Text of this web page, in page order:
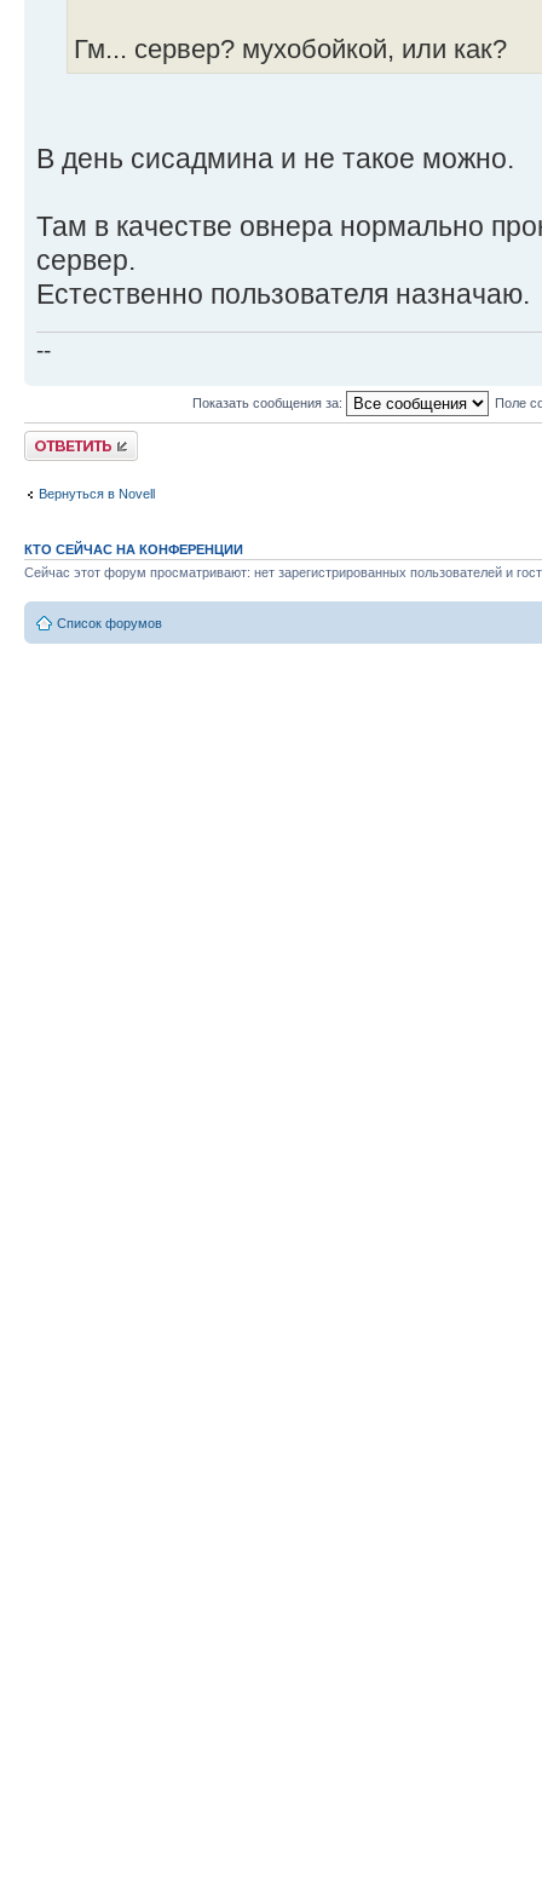
Гм... сервер? мухобойкой, или как?
В день сисадмина и не такое можно.
Там в качестве овнера нормально
сервер.
Естественно пользователя назначаю.
--
Показать сообщения за: Поле
Ответить
Вернуться в Novell
КТО СЕЙЧАС НА КОНФЕРЕНЦИИ
Сейчас этот форум просматривают: нет зарегистрированных пользователей и
Список форумов